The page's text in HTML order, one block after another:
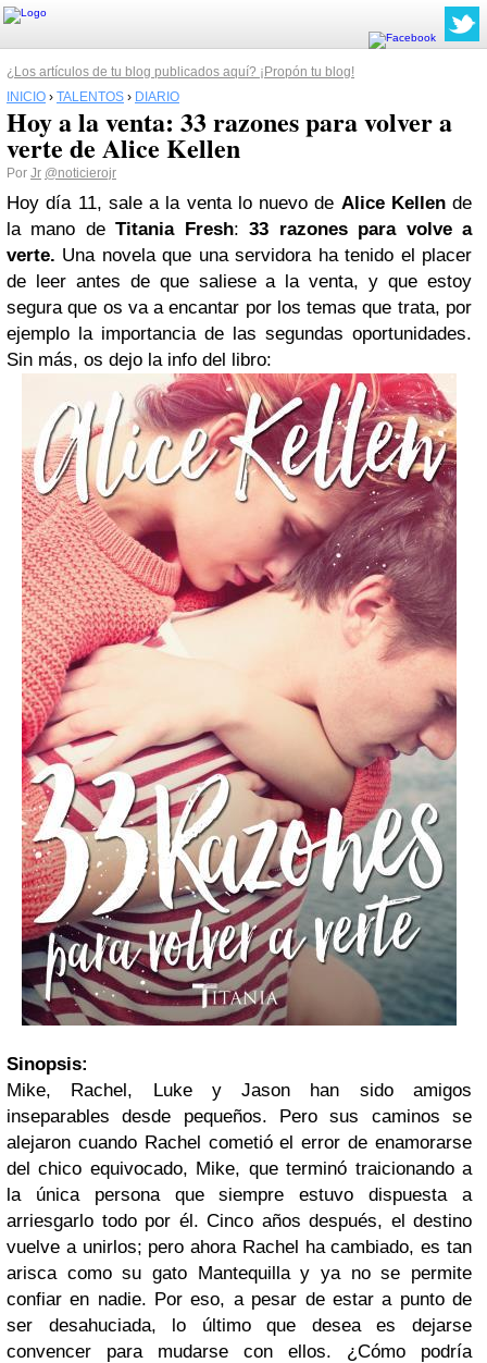
¿Los artículos de tu blog publicados aquí? ¡Propón tu blog!
INICIO › TALENTOS › DIARIO
Hoy a la venta: 33 razones para volver a
verte de Alice Kellen
Por Jr @noticierojr
Hoy día 11, sale a la venta lo nuevo de Alice Kellende
la mano deTitania Fresh: 33 razones para volve a
verte. Una novela que una servidora ha tenido el placer
de leer antes de que saliese a la venta, y que estoy
segura que os va a encantar por los temas que trata, por
ejemplo la importancia de las segundas oportunidades.
Sin más, os dejo la info del libro:
Sinopsis:
Mike, Rachel, Luke y Jason han sido amigos
inseparables desde pequeños. Pero sus caminos se
alejaron cuando Rachel cometió el error de enamorarse
del chico equivocado, Mike, que terminó traicionando a
la única persona que siempre estuvo dispuesta a
arriesgarlo todo por él. Cinco años después, el destino
vuelve a unirlos; pero ahora Rachel ha cambiado, es tan
arisca como su gato Mantequilla y ya no se permite
confiar en nadie. Por eso, a pesar de estar a punto de
ser desahuciada, lo último que desea es dejarse
convencer para mudarse con ellos. ¿Cómo podría